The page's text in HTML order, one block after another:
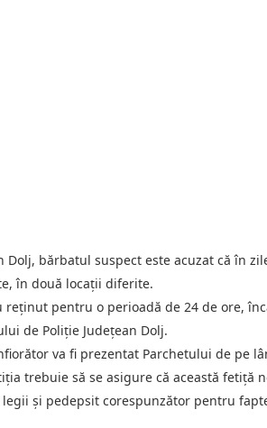
bărbatul suspect este acuzat că în
în două locații diferite.
pentru o perioadă de 24 de ore,
de Poliție Județean Dolj.
va fi prezentat Parchetului de pe
trebuie să se asigure că această fetiță
și pedepsit corespunzător pentru